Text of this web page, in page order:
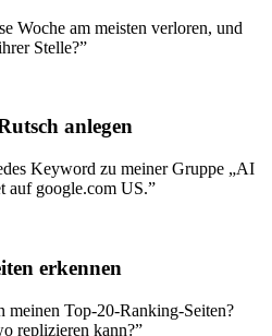
Woche am meisten verloren, und
Stelle?”
anlegen
Keyword zu meiner Gruppe „AI
auf google.com US.”
erkennen
meinen Top-20-Ranking-Seiten?
replizieren kann?”